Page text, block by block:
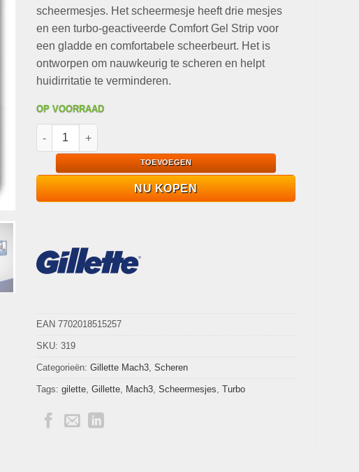
€22,99. €11,95.
scheermesjes. Het scheermesje heeft drie mesjes
en een turbo-geactiveerde Comfort Gel Strip voor
een gladde en comfortabele scheerbeurt. Het is
ontworpen om nauwkeurig te scheren en helpt
huidirritatie te verminderen.
OP VOORRAAD
Gillette Mach3 Turbo - 5 Stuks - Scheermesjes aantal
TOEVOEGEN
NU KOPEN
EAN 7702018515257
SKU: 319
Categorieën: Gillette Mach3, Scheren
Tags: gilette, Gillette, Mach3, Scheermesjes Turbo